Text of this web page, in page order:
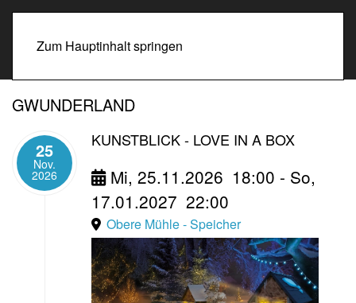
Zum Hauptinhalt springen
GWUNDERLAND
25
Nov.
2026
KUNSTBLICK - LOVE IN A BOX
Mi, 25.11.2026 18:00 - So,
17.01.2027 22:00
Obere Mühle - Speicher